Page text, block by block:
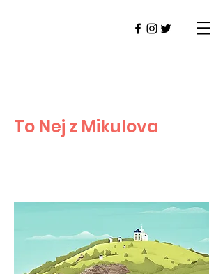
To Nej z Mikulova